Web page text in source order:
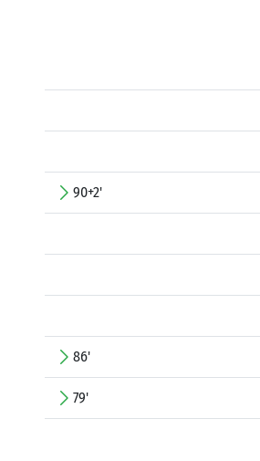
90+2'
86'
79'